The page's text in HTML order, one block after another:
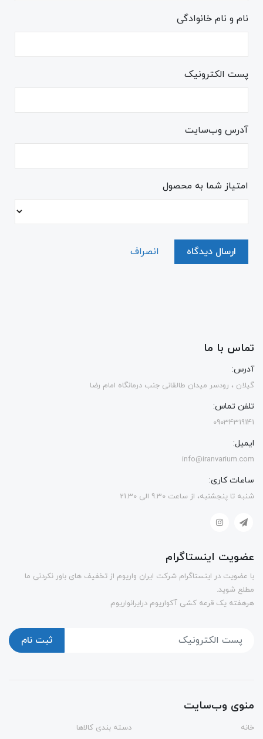
نام و نام خانوادگی
پست الکترونیک
آدرس وب‌سایت
امتیاز شما به محصول
ارسال دیدگاه انصراف
تماس با ما
آدرس:
گیلان ، رودسر میدان طالقانی جنب درمانگاه امام رضا
تلفن تماس:
09034319141
ایمیل:
info@iranvarium.com
ساعات کاری:
شنبه تا پنجشنبه، از ساعت 9.30 الی 21.30
عضویت اینستاگرام
با عضویت در اینستاگرام شرکت ایران واریوم از تخفیف های باور نکردنی ما
مطلع شوید.
هرهفته یک قرعه کشی آکواریوم درایرانواریوم
ثبت نام
منوی وب‌سایت
خانه دسته بندی کالاها